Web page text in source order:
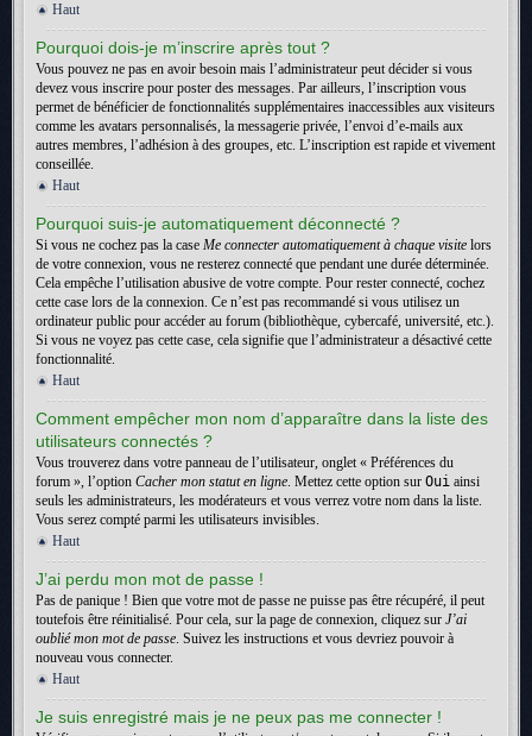
Haut
Pourquoi dois-je m’inscrire après tout ?
Vous pouvez ne pas en avoir besoin mais l’administrateur peut décider si vous
devez vous inscrire pour poster des messages. Par ailleurs, l’inscription vous
permet de bénéficier de fonctionnalités supplémentaires inaccessibles aux visiteurs
comme les avatars personnalisés, la messagerie privée, l’envoi d’e-mails aux
autres membres, l’adhésion à des groupes, etc. L’inscription est rapide et vivement
conseillée.
Haut
Pourquoi suis-je automatiquement déconnecté ?
Si vous ne cochez pas la case Me connecter automatiquement à chaque visite lors
de votre connexion, vous ne resterez connecté que pendant une durée déterminée.
Cela empêche l’utilisation abusive de votre compte. Pour rester connecté, cochez
cette case lors de la connexion. Ce n’est pas recommandé si vous utilisez un
ordinateur public pour accéder au forum (bibliothèque, cybercafé, université, etc.).
Si vous ne voyez pas cette case, cela signifie que l’administrateur a désactivé cette
fonctionnalité.
Haut
Comment empêcher mon nom d’apparaître dans la liste des
utilisateurs connectés ?
Vous trouverez dans votre panneau de l’utilisateur, onglet « Préférences du
forum », l’option Cacher mon statut en ligne. Mettez cette option sur Oui ainsi
seuls les administrateurs, les modérateurs et vous verrez votre nom dans la liste.
Vous serez compté parmi les utilisateurs invisibles.
Haut
J’ai perdu mon mot de passe !
Pas de panique ! Bien que votre mot de passe ne puisse pas être récupéré, il peut
toutefois être réinitialisé. Pour cela, sur la page de connexion, cliquez sur J’ai
oublié mon mot de passe. Suivez les instructions et vous devriez pouvoir à
nouveau vous connecter.
Haut
Je suis enregistré mais je ne peux pas me connecter !